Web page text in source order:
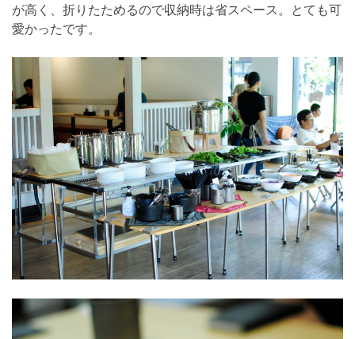
が高く、折りたためるので収納時は省スペース。とても可
愛かったです。